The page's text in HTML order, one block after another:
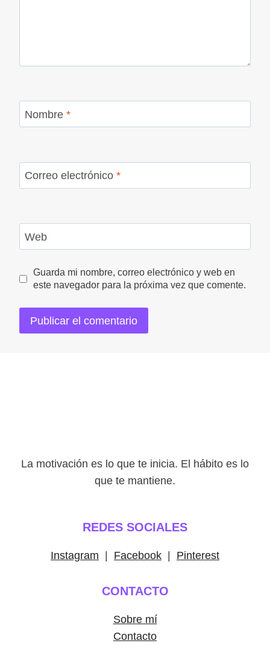
Nombre *
Correo electrónico *
Web
Guarda mi nombre, correo electrónico y web en
este navegador para la próxima vez que comente.
La motivación es lo que te inicia. El hábito es lo
que te mantiene.
REDES SOCIALES
Instagram Facebook Pinterest
CONTACTO
Sobre mí
Contacto